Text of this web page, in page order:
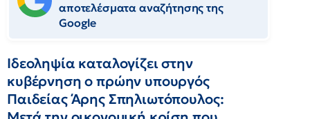
αποτελέσματα αναζήτησης της
Google
Ιδεοληψία καταλογίζει στην
κυβέρνηση ο πρώην υπουργός
Παιδείας Άρης Σπηλιωτόπουλος: